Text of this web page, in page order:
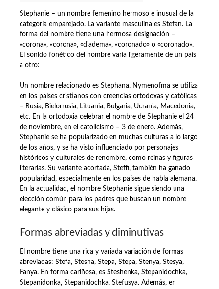
Stephanie – un nombre femenino hermoso e inusual de la
categoría emparejado. La variante masculina es Stefan. La
forma del nombre tiene una hermosa designación –
«corona», «corona», «diadema», «coronado» o «coronado».
El sonido fonético del nombre varía ligeramente de un país
a otro:
Un nombre relacionado es Stephana. Nymenofma se utiliza
en los países cristianos con creencias ortodoxas y católicas
– Rusia, Bielorrusia, Lituania, Bulgaria, Ucrania, Macedonia,
etc. En la ortodoxia celebrar el nombre de Stephanie el 24
de noviembre, en el catolicismo – 3 de enero. Además,
Stephanie se ha popularizado en muchas culturas a lo largo
de los años, y se ha visto influenciado por personajes
históricos y culturales de renombre, como reinas y figuras
literarias. Su variante acortada, Steffi, también ha ganado
popularidad, especialmente en los países de habla alemana.
En la actualidad, el nombre Stephanie sigue siendo una
elección común para los padres que buscan un nombre
elegante y clásico para sus hijas.
Formas abreviadas y diminutivas
El nombre tiene una rica y variada variación de formas
abreviadas: Stefa, Stesha, Stepa, Stepa, Stenya, Stesya,
Fanya. En forma cariñosa, es Steshenka, Stepanidochka,
Stepanidonka, Stepanidochka, Stefusya. Además, en